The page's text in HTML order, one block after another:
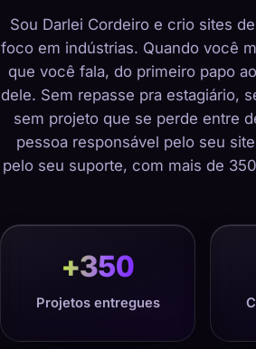
Sou Darlei Cordeiro e crio sites
foco em indústrias. Quando você
que você fala, do primeiro papo
dele. Sem repasse pra estagiário,
sem projeto que se perde entre
pessoa responsável pelo seu
pelo seu suporte, com mais de
+350
Projetos entregues